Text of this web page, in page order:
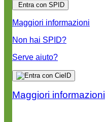
Entra con SPID
Maggiori informazioni
Non hai SPID?
Serve aiuto?
Maggiori informazioni